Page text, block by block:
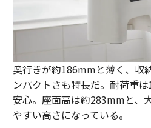
奥行きが約186mmと薄く、収
ンパクトさも特長だ。耐荷重
安心。座面高は約283mmと、
やすい高さになっている。